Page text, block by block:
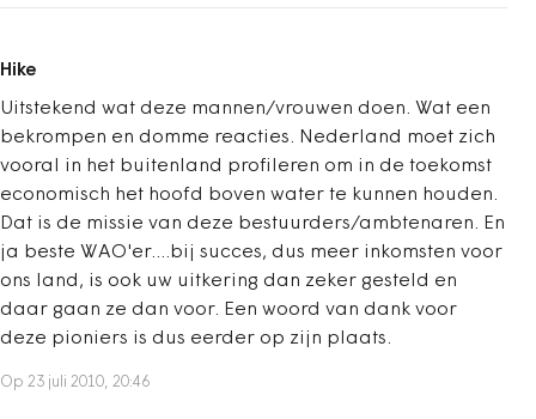
Hike
Uitstekend wat deze mannen/vrouwen doen. Wat een
bekrompen en domme reacties. Nederland moet zich
vooral in het buitenland profileren om in de toekomst
economisch het hoofd boven water te kunnen houden.
Dat is de missie van deze bestuurders/ambtenaren. En
ja beste WAO'er....bij succes, dus meer inkomsten voor
ons land, is ook uw uitkering dan zeker gesteld en
daar gaan ze dan voor. Een woord van dank voor
deze pioniers is dus eerder op zijn plaats.
Op 23 juli 2010, 20:46